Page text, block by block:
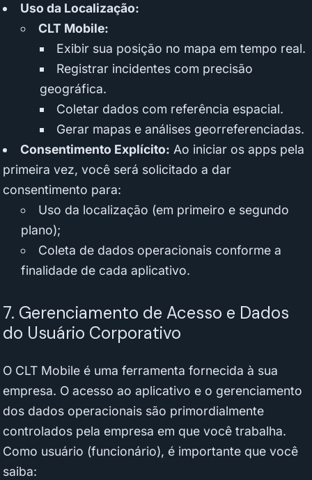
Uso da Localização:
CLT Mobile:
Exibir sua posição no mapa em tempo real.
Registrar incidentes com precisão
geográfica.
Coletar dados com referência espacial.
Gerar mapas e análises georreferenciadas.
Consentimento Explícito: Ao iniciar os apps pela
primeira vez, você será solicitado a dar
consentimento para:
Uso da localização (em primeiro e segundo
plano);
Coleta de dados operacionais conforme a
finalidade de cada aplicativo.
7. Gerenciamento de Acesso e Dados
do Usuário Corporativo
O CLT Mobile é uma ferramenta fornecida à sua
empresa. O acesso ao aplicativo e o gerenciamento
dos dados operacionais são primordialmente
controlados pela empresa em que você trabalha.
Como usuário (funcionário), é importante que você
saiba: